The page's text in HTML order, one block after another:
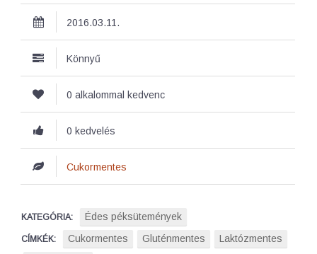
2016.03.11.
Könnyű
0 alkalommal kedvenc
0 kedvelés
Cukormentes
KATEGÓRIA: Édes péksütemények
CÍMKÉK: Cukormentes Gluténmentes
Laktózmentes